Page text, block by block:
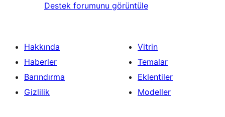
Destek forumunu görüntüle
Hakkında
Haberler
Barındırma
Gizlilik
Vitrin
Temalar
Eklentiler
Modeller